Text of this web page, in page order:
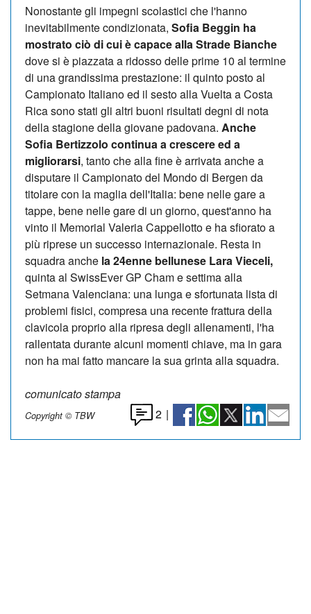
Nonostante gli impegni scolastici che l'hanno
inevitabilmente condizionata, Sofia Beggin ha
mostrato ciò di cui è capace alla Strade Bianche
dove si è piazzata a ridosso delle prime 10 al termine
di una grandissima prestazione: il quinto posto al
Campionato Italiano ed il sesto alla Vuelta a Costa
Rica sono stati gli altri buoni risultati degni di nota
della stagione della giovane padovana. Anche
Sofia Bertizzolo continua a crescere ed a
migliorarsi, tanto che alla fine è arrivata anche a
disputare il Campionato del Mondo di Bergen da
titolare con la maglia dell'Italia: bene nelle gare a
tappe, bene nelle gare di un giorno, quest'anno ha
vinto il Memorial Valeria Cappellotto e ha sfiorato a
più riprese un successo internazionale. Resta in
squadra anche la 24enne bellunese Lara Vieceli,
quinta al SwissEver GP Cham e settima alla
Setmana Valenciana: una lunga e sfortunata lista di
problemi fisici, compresa una recente frattura della
clavicola proprio alla ripresa degli allenamenti, l'ha
rallentata durante alcuni momenti chiave, ma in gara
non ha mai fatto mancare la sua grinta alla squadra.
comunicato stampa
Copyright © TBW 2 |